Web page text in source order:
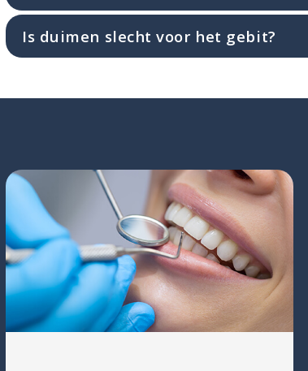
Is duimen slecht voor het gebit?